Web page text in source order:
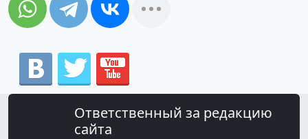
Ответственный за редакцию
сайта